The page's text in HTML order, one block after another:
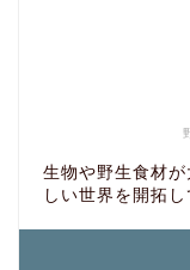
生物や野生食材
しい世界を開拓